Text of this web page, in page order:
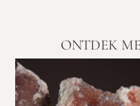
ONTDEK